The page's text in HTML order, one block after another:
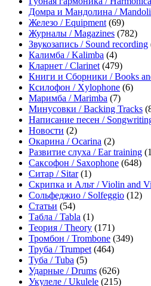
Домра и Мандолина /
Железо / Equipment (69)
Журналы / Magazines (782)
Звукозапись / Sound recording
Калимба / Kalimba (4)
Кларнет / Clarinet (479)
Книги и Сборники / Books
Ксилофон / Xylophone (6)
Маримба / Marimba (7)
Минусовки / Backing Tracks
Написание песен /
Новости (2)
Окарина / Ocarina (2)
Развитие слуха / Ear training
Саксофон / Saxophone (648)
Ситар / Sitar(1)
Скрипка и Альт / Violin and
Сольфеджио / Solfeggio (12)
Статьи (54)
Табла / Tabla (1)
Теория / Theory (171)
Тромбон / Trombone (349)
Труба / Trumpet (464)
Туба / Tuba (5)
Ударные / Drums (626)
Укулеле / Ukulele (215)